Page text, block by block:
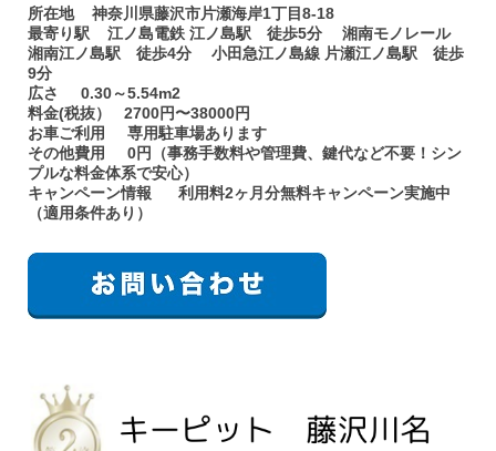
所在地 神奈川県藤沢市片瀬海岸1丁目8-18
最寄り駅 江ノ島電鉄 江ノ島駅 徒歩5分 湘南モノレール
湘南江ノ島駅 徒歩4分 小田急江ノ島線 片瀬江ノ島駅 徒歩
9分
広さ 0.30～5.54m2
料金(税抜） 2700円〜38000円
お車ご利用 専用駐車場あります
その他費用 0円（事務手数料や管理費、鍵代など不要！シン
プルな料金体系で安心）
キャンペーン情報 利用料2ヶ月分無料キャンペーン実施中
（適用条件あり）